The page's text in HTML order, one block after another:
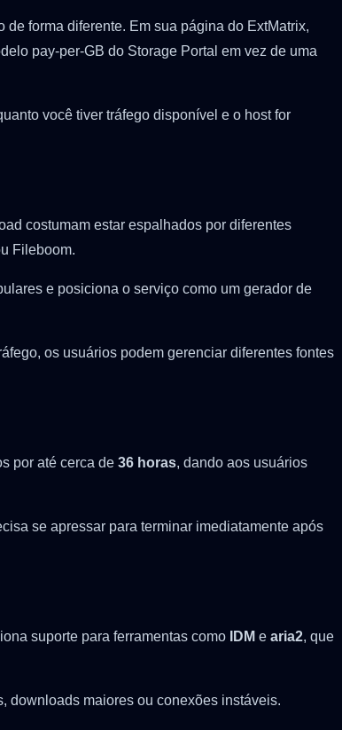
forma diferente. Em sua página do ExtMatrix,
pay-per-GB do Storage Portal em vez de uma
você tiver tráfego disponível e o host for
costumam estar espalhados por diferentes
Fileboom.
e posiciona o serviço como um gerador de
os usuários podem gerenciar diferentes fontes
por até cerca de 36 horas, dando aos usuários
se apressar para terminar imediatamente após
suporte para ferramentas como IDM e aria2, que
downloads maiores ou conexões instáveis.